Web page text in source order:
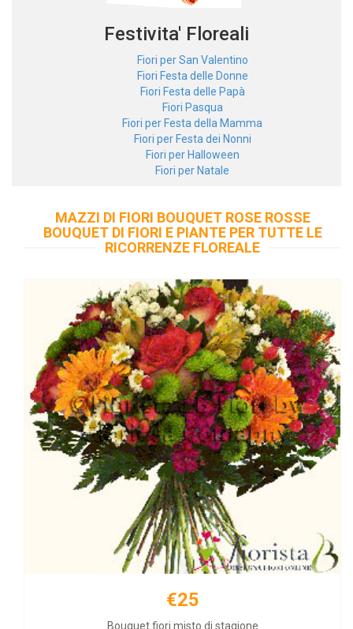
Festivita' Floreali
Fiori per San Valentino
Fiori Festa delle Donne
Fiori Festa delle Papà
Fiori Pasqua
Fiori per Festa della Mamma
Fiori per Festa dei Nonni
Fiori per Halloween
Fiori per Natale
MAZZI DI FIORI BOUQUET ROSE ROSSE
BOUQUET DI FIORI E PIANTE PER TUTTE LE
RICORRENZE FLOREALE
€25
Bouquet fiori misto di stagione
Mazzo di fiori misto
Aggiungi